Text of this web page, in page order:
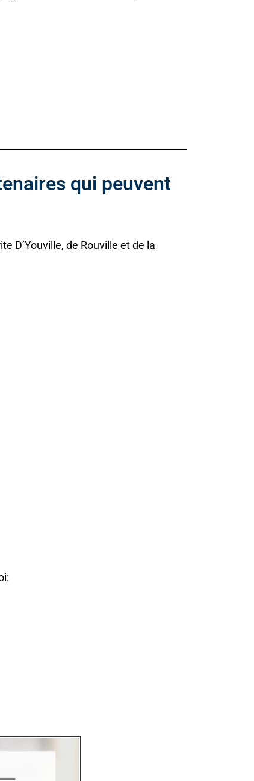
qui peuvent
D’Youville, de Rouville et de la